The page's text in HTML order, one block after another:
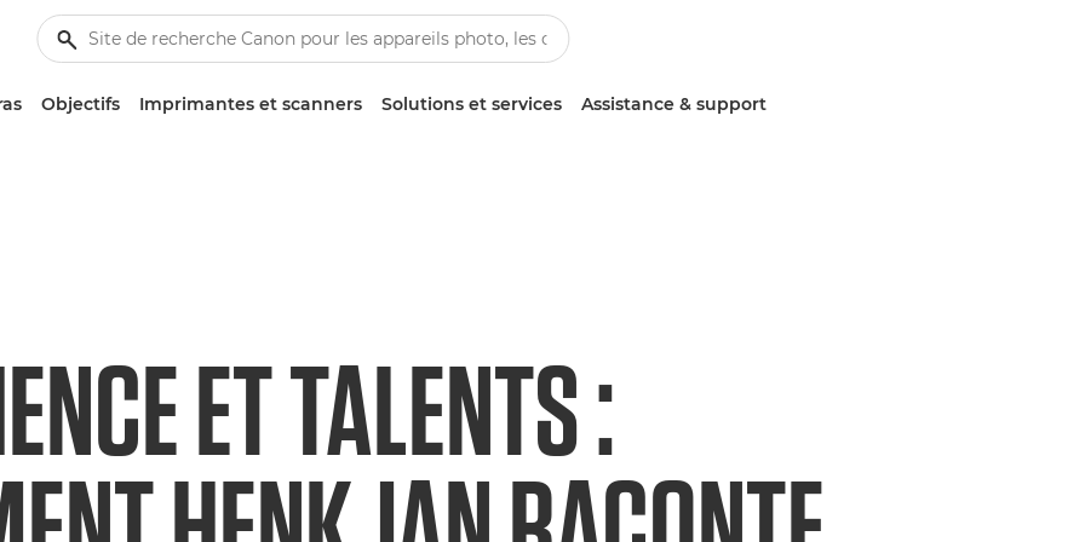
Objectifs Imprimantes et scanners Solutions et services Assistance & support
ET TALENTS :